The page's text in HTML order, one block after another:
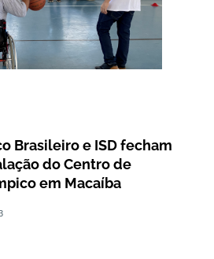
Brasileiro e ISD fecham
do Centro de
em Macaíba